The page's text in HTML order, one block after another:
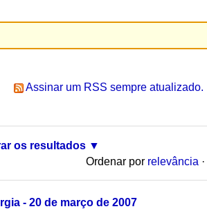
Assinar um RSS sempre atualizado.
os resultados
Ordenar por relevância ·
- 20 de março de 2007